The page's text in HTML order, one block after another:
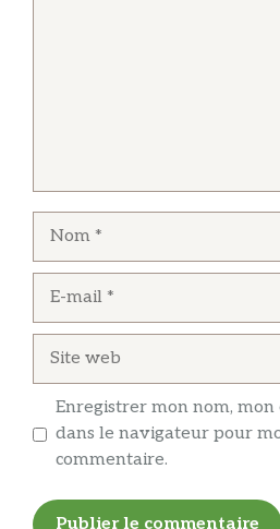
Enregistrer mon nom,
dans le navigateur pour
commentaire.